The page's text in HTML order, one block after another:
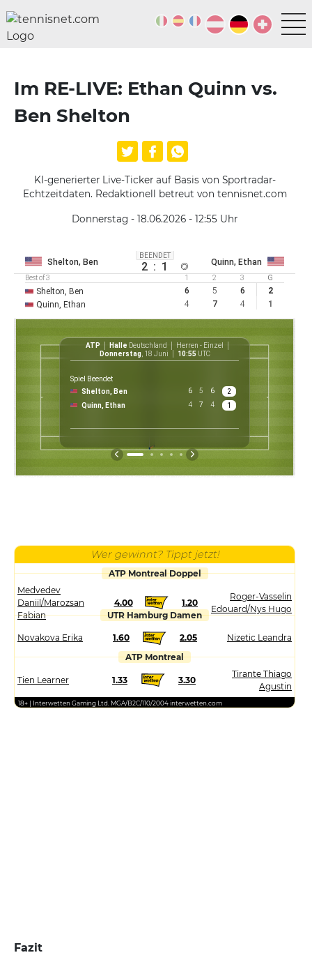
Im RE-LIVE: Ethan Quinn vs.
Ben Shelton
KI-generierter Live-Ticker auf Basis von Sportradar-
Echtzeitdaten. Redaktionell betreut von tennisnet.com
Donnerstag - 18.06.2026 - 12:55 Uhr
Shelton, Ben
BEENDET
2 : 1 Quinn, Ethan
Best of 3 1 2 3 G
Shelton, Ben 6 5 6
2
Quinn, Ethan
4 7 4 1
ATP Halle Deutschland
Herren - Einzel
Donnerstag, 18 Juni 10:55 UTC
Spiel Beendet
Shelton, Ben
6 5 6
2
Quinn, Ethan
4 7 4 1
Wer gewinnt? Tippt jetzt!
ATP Montreal Doppel
Medvedev
Daniil/Marozsan
Fabian
4.00 1.20
Roger-Vasselin
Edouard/Nys Hugo
UTR Hamburg Damen
Novakova Erika 1.60 2.05
Nizetic Leandra
ATP Montreal
Tien Learner 1.33 3.30
Tirante Thiago
Agustin
18+ | Interwetten Gaming Ltd. MGA/B2C/110/2004 interwetten.com
Fazit